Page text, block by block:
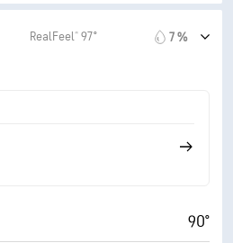
73° F
70 %
RealFeel® 97° 7 %
90°